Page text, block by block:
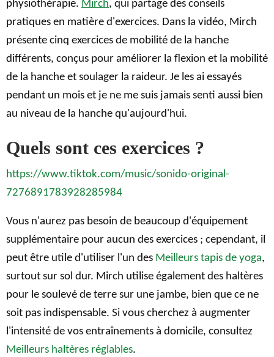
physiothérapie. Mirch, qui partage des conseils
pratiques en matière d'exercices. Dans la vidéo, Mirch
présente cinq exercices de mobilité de la hanche
différents, conçus pour améliorer la flexion et la mobilité
de la hanche et soulager la raideur. Je les ai essayés
pendant un mois et je ne me suis jamais senti aussi bien
au niveau de la hanche qu'aujourd'hui.
Quels sont ces exercices ?
https://www.tiktok.com/music/sonido-original-
7276891783928285984
Vous n'aurez pas besoin de beaucoup d'équipement
supplémentaire pour aucun des exercices ; cependant, il
peut être utile d'utiliser l'un des Meilleurs tapis de yoga,
surtout sur sol dur. Mirch utilise également des haltères
pour le soulevé de terre sur une jambe, bien que ce ne
soit pas indispensable. Si vous cherchez à augmenter
l'intensité de vos entraînements à domicile, consultez
Meilleurs haltères réglables.